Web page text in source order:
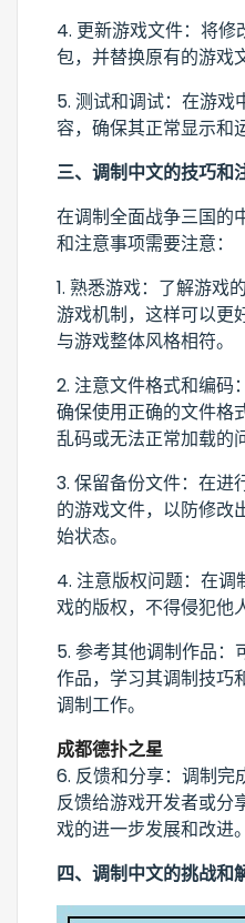
4. 更新游戏文件：将修
包，并替换原有的游戏
5. 测试和调试：在游戏
容，确保其正常显示和
三、调制中文的技巧和
在调制全面战争三国的
和注意事项需要注意：
1. 熟悉游戏：了解游戏
游戏机制，这样可以更
与游戏整体风格相符。
2. 注意文件格式和编码
确保使用正确的文件格
乱码或无法正常加载的
3. 保留备份文件：在进
的游戏文件，以防修改
始状态。
4. 注意版权问题：在
戏的版权，不得侵犯他
5. 参考其他调制作品：
作品，学习其调制技巧
调制工作。
成都德扑之星
6. 反馈和分享：调制完
反馈给游戏开发者或分
戏的进一步发展和改进。
四、调制中文的挑战和